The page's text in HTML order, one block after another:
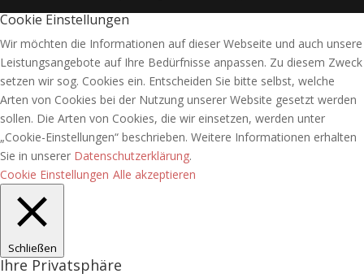
Cookie Einstellungen
Wir möchten die Informationen auf dieser Webseite und auch unsere
Leistungsangebote auf Ihre Bedürfnisse anpassen. Zu diesem Zweck
setzen wir sog. Cookies ein. Entscheiden Sie bitte selbst, welche
Arten von Cookies bei der Nutzung unserer Website gesetzt werden
sollen. Die Arten von Cookies, die wir einsetzen, werden unter
„Cookie-Einstellungen“ beschrieben. Weitere Informationen erhalten
Sie in unserer Datenschutzerklärung.
Cookie Einstellungen Alle akzeptieren
Schließen
Ihre Privatsphäre